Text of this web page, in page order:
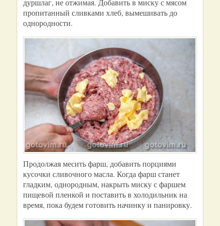
дуршлаг, не отжимая. Добавить в миску с мясом
пропитанный сливками хлеб, вымешивать до
однородности.
Продолжая месить фарш, добавить порциями
кусочки сливочного масла. Когда фарш станет
гладким, однородным, накрыть миску с фаршем
пищевой пленкой и поставить в холодильник на
время, пока будем готовить начинку и панировку.